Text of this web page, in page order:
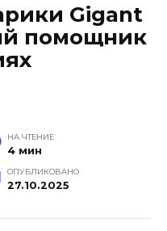
Gigant
помощник
НА ЧТЕНИЕ
4 мин
ОПУБЛИКОВАНО
27.10.2025